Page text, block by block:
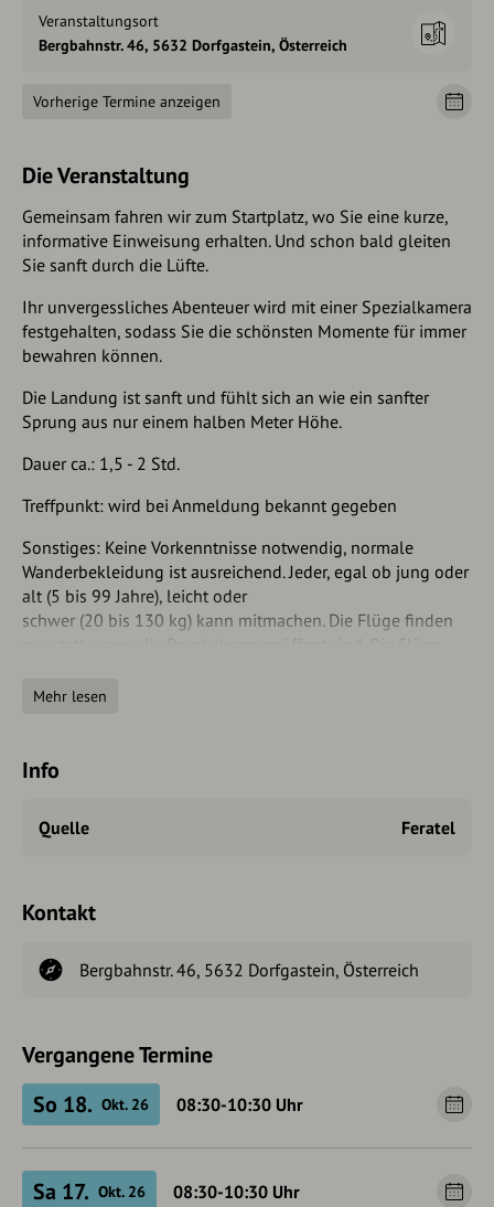
Veranstaltungsort
Bergbahnstr. 46, 5632 Dorfgastein, Österreich
Vorherige Termine anzeigen
Die Veranstaltung
Gemeinsam fahren wir zum Startplatz, wo Sie eine kurze,
informative Einweisung erhalten. Und schon bald gleiten
Sie sanft durch die Lüfte.
Ihr unvergessliches Abenteuer wird mit einer Spezialkamera
festgehalten, sodass Sie die schönsten Momente für immer
bewahren können.
Die Landung ist sanft und fühlt sich an wie ein sanfter
Sprung aus nur einem halben Meter Höhe.
Dauer ca.: 1,5 - 2 Std.
Treffpunkt: wird bei Anmeldung bekannt gegeben
Sonstiges: Keine Vorkenntnisse notwendig, normale
Wanderbekleidung ist ausreichend. Jeder, egal ob jung oder
alt (5 bis 99 Jahre), leicht oder
schwer (20 bis 130 kg) kann mitmachen. Die Flüge finden
Lois Grugger, T. +43 664 423 23 22
Mehr lesen
Info
Quelle Feratel
Kontakt
Bergbahnstr. 46, 5632 Dorfgastein, Österreich
Vergangene Termine
So 18. Okt. 26 08:30-10:30 Uhr
Sa 17. Okt. 26 08:30-10:30 Uhr